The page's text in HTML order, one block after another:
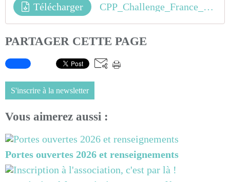
Télécharger CPP_Challenge_France_2018_Sud_Est
PARTAGER CETTE PAGE
S'inscrire à la newsletter
Vous aimerez aussi :
Portes ouvertes 2026 et renseignements